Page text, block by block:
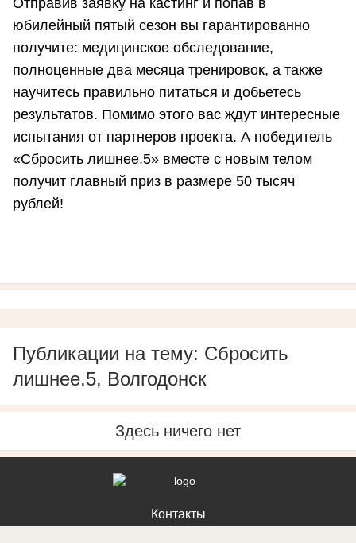
Отправив заявку на кастинг и попав в
юбилейный пятый сезон вы гарантированно
получите: медицинское обследование,
полноценные два месяца тренировок, а также
научитесь правильно питаться и добьетесь
результатов. Помимо этого вас ждут интересные
испытания от партнеров проекта. А победитель
«Сбросить лишнее.5» вместе с новым телом
получит главный приз в размере 50 тысяч
рублей!
Публикации на тему: Сбросить
лишнее.5, Волгодонск
Здесь ничего нет
Контакты